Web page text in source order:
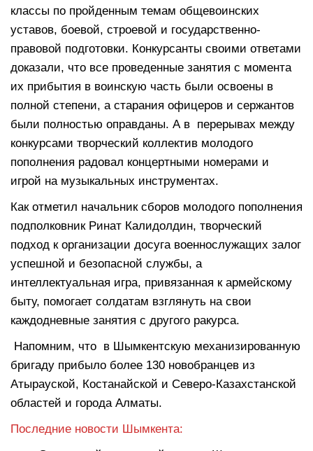
классы по пройденным темам общевоинских
уставов, боевой, строевой и государственно-
правовой подготовки. Конкурсанты своими ответами
доказали, что все проведенные занятия с момента
их прибытия в воинскую часть были освоены в
полной степени, а старания офицеров и сержантов
были полностью оправданы. А в перерывах между
конкурсами творческий коллектив молодого
пополнения радовал концертными номерами и
игрой на музыкальных инструментах.
Как отметил начальник сборов молодого пополнения
подполковник Ринат Калидолдин, творческий
подход к организации досуга военнослужащих залог
успешной и безопасной службы, а
интеллектуальная игра, привязанная к армейскому
быту, помогает солдатам взглянуть на свои
каждодневные занятия с другого ракурса.
Напомним, что в Шымкентскую механизированную
бригаду прибыло более 130 новобранцев из
Атырауской, Костанайской и Северо-Казахстанской
областей и города Алматы.
Последние новости Шымкента: